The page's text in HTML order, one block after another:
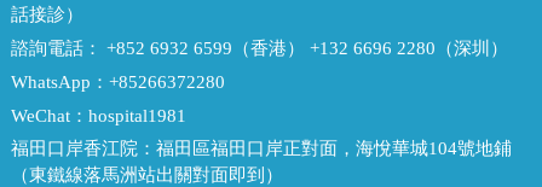
話接診）
諮詢電話： +852 6932 6599（香港） +132 6696 2280（深圳）
WhatsApp： +85266372280
WeChat： hospital1981
福田口岸香江院： 福田區福田口岸正對面，海悅華城104號地鋪
（東鐵線落馬洲站出關對面即到）